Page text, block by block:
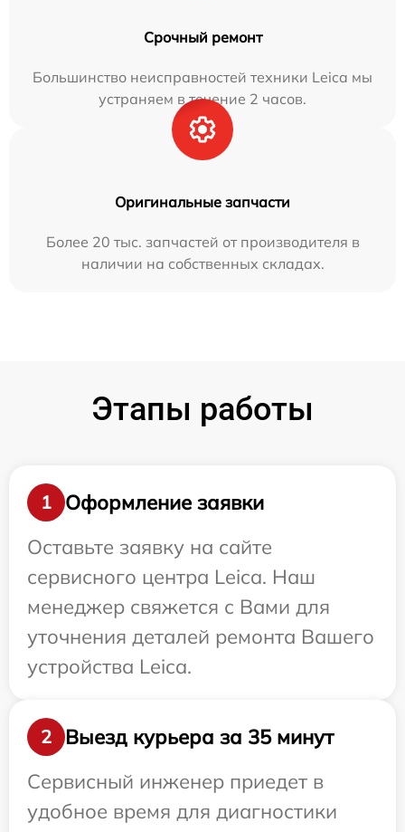
Срочный ремонт
Большинство неисправностей техники Leica мы
устраняем в течение 2 часов.
Оригинальные запчасти
Более 20 тыс. запчастей от производителя в
наличии на собственных складах.
Этапы работы
1
Оформление заявки
Оставьте заявку на сайте
сервисного центра Leica. Наш
менеджер свяжется с Вами для
уточнения деталей ремонта Вашего
устройства Leica.
2
Выезд курьера за 35 минут
Сервисный инженер приедет в
удобное время для диагностики